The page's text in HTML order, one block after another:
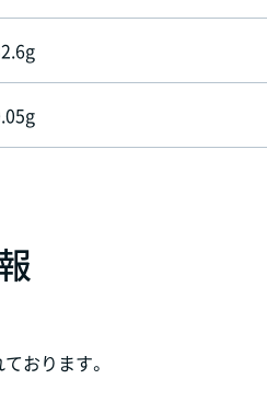
おります。